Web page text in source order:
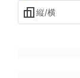
縦/横